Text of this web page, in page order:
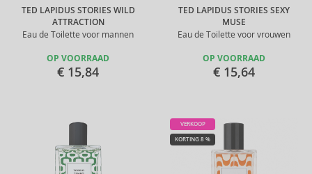
TED LAPIDUS STORIES WILD
ATTRACTION
Eau de Toilette voor mannen
OP VOORRAAD
€ 15,84
TED LAPIDUS STORIES SEXY
MUSE
Eau de Toilette voor vrouwen
OP VOORRAAD
€ 15,64
VERKOOP
KORTING 8 %